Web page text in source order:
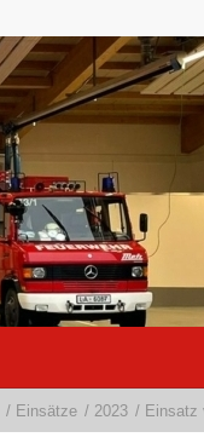
/ Einsätze / 2023 / Einsatz